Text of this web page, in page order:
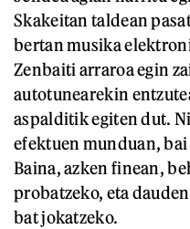
Skakeitan taldean
bertan musika
Zenbaiti arraroa egin
autotunearekin
aspalditik egiten dut.
efektuen munduan,
Baina, azken finean,
probatzeko, eta
bat jokatzeko.